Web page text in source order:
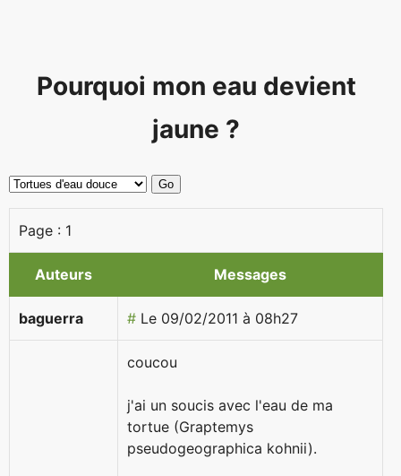
Pourquoi mon eau devient
jaune ?
Page : 1
Auteurs Messages
baguerra # Le 09/02/2011 à 08h27
coucou
j'ai un soucis avec l'eau de ma
tortue (Graptemys
pseudogeographica kohnii).